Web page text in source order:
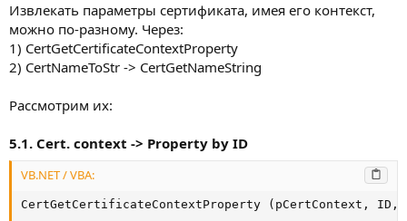
Извлекать параметры сертификата, имея его контекст,
можно по-разному. Через:
1) CertGetCertificateContextProperty
2) CertNameToStr -> CertGetNameString
Рассмотрим их:
5.1. Cert. context -> Property by ID
VB.NET / VBA:
CertGetCertificateContextProperty (pCertContext,